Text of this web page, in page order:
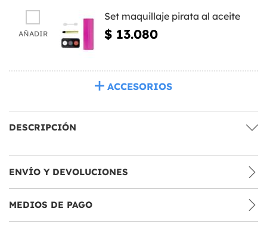
AÑADIR
Set maquillaje pirata al aceite
$ 13.080
ACCESORIOS
DESCRIPCIÓN
ENVÍO Y DEVOLUCIONES
MEDIOS DE PAGO